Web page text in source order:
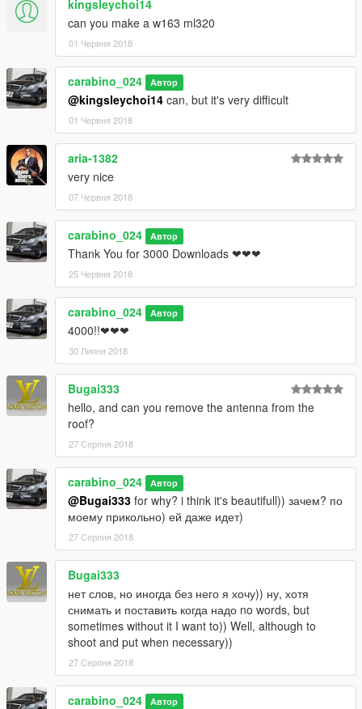
kingsleychoi14
can you make a w163 ml320
01 Червня 2018
carabino_024 Автор
@kingsleychoi14 can, but it's very difficult
01 Червня 2018
aria-1382
very nice
07 Червня 2018
carabino_024 Автор
Thank You for 3000 Downloads ❤❤❤
25 Червня 2018
carabino_024 Автор
4000!!❤❤❤
30 Липня 2018
Bugai333
hello, and can you remove the antenna from the
roof?
27 Серпня 2018
carabino_024 Автор
@Bugai333 for why? i think it's beautifull)) зачем? по
моему прикольно) ей даже идет)
27 Серпня 2018
Bugai333
нет слов, но иногда без него я хочу)) ну, хотя
снимать и поставить когда надо no words, but
sometimes without it I want to)) Well, although to
shoot and put when necessary))
27 Серпня 2018
carabino_024 Автор